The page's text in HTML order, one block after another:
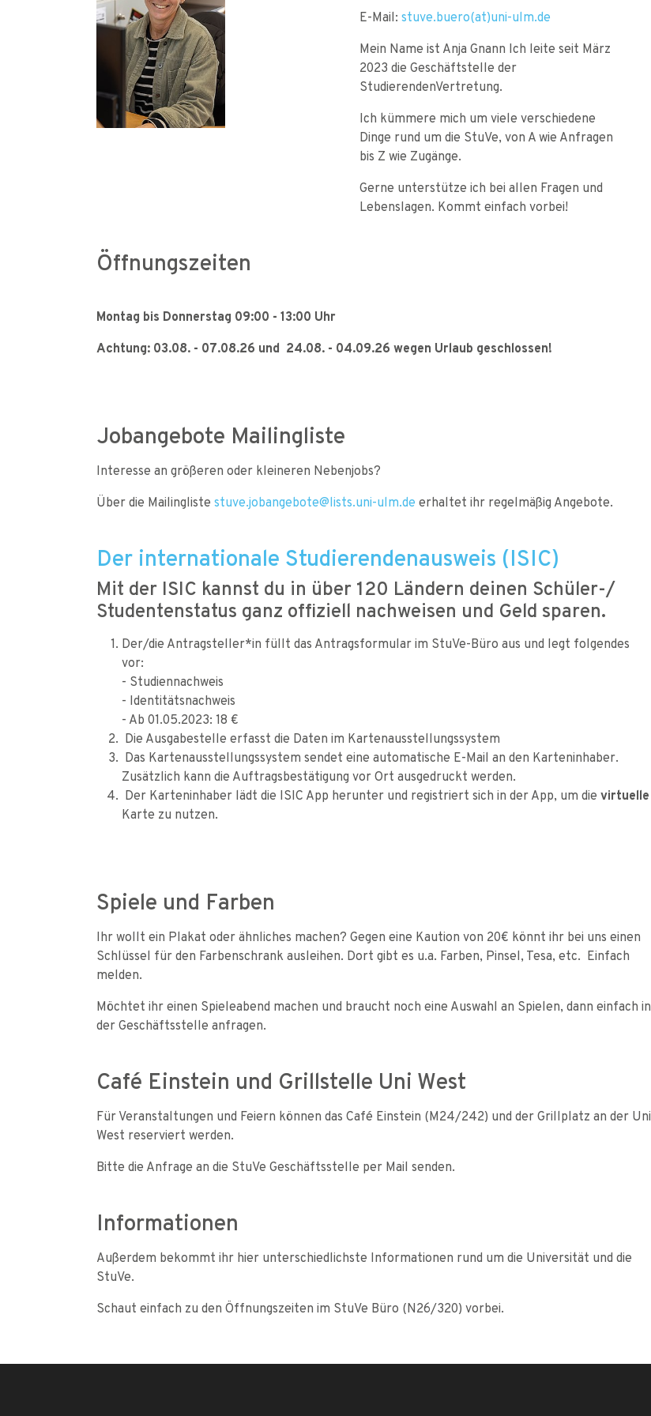
E-Mail:stuve.buero(at)uni-ulm.de
Mein Name ist Anja Gnann Ich leite seit März
2023 die Geschäftstelle der
StudierendenVertretung.
Ich kümmere mich um viele verschiedene
Dinge rund um die StuVe, von A wie Anfragen
bis Z wie Zugänge.
Gerne unterstütze ich bei allen Fragen und
Lebenslagen. Kommt einfach vorbei!
Öffnungszeiten
Montag bis Donnerstag 09:00 - 13:00 Uhr
Achtung: 03.08. - 07.08.26 und 24.08. - 04.09.26 wegen Urlaub geschlossen!
Jobangebote Mailingliste
Interesse an größeren oder kleineren Nebenjobs?
Über die Mailingliste stuve.jobangebote@lists.uni-ulm.de erhaltet ihr regelmäßig Angebote.
Der internationale Studierendenausweis (ISIC)
Mit der ISIC kannst du in über 120 Ländern deinen Schüler-/
Studentenstatus ganz offiziell nachweisen und Geld sparen.
Der/die Antragsteller*in füllt das Antragsformular im StuVe-Büro aus und legt folgendes
vor:
- Studiennachweis
- Identitätsnachweis
- Ab 01.05.2023: 18 €
Die Ausgabestelle erfasst die Daten im Kartenausstellungssystem
Das Kartenausstellungssystem sendet eine automatische E-Mail an den Karteninhaber.
Zusätzlich kann die Auftragsbestätigung vor Ort ausgedruckt werden.
Der Karteninhaber lädt die ISIC App herunter und registriert sich in der App, um die virtuelle
Karte zu nutzen.
Spiele und Farben
Ihr wollt ein Plakat oder ähnliches machen? Gegen eine Kaution von 20€ könnt ihr bei uns einen
Schlüssel für den Farbenschrank ausleihen. Dort gibt es u.a. Farben, Pinsel, Tesa, etc. Einfach
melden.
Möchtet ihr einen Spieleabend machen und braucht noch eine Auswahl an Spielen, dann einfach in
der Geschäftsstelle anfragen.
Café Einstein und Grillstelle Uni West
Für Veranstaltungen und Feiern können das Café Einstein (M24/242) und der Grillplatz an der Uni
West reserviert werden.
Bitte die Anfrage an die StuVe Geschäftsstelle per Mail senden.
Informationen
Außerdem bekommt ihr hier unterschiedlichste Informationen rund um die Universität und die
StuVe.
Schaut einfach zu den Öffnungszeiten im StuVe Büro (N26/320) vorbei.